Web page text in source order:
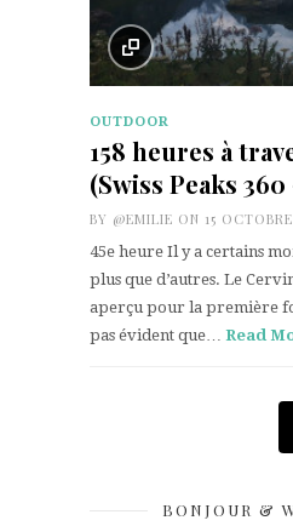
OUTDOOR
158 heures à
(Swiss Peaks 360
BY @EMILIE ON 15
45e heure Il y a certains
plus que d’autres. Le
aperçu pour la première
pas évident que… Read
BONJOUR &